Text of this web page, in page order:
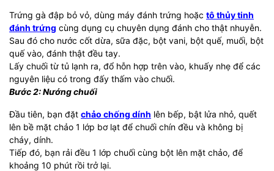
Trứng gà đập bỏ vỏ, dùng máy đánh trứng hoặc tô thủy tinh
đánh trứng cùng dụng cụ chuyên dụng đánh cho thật nhuyễn.
Sau đó cho nước cốt dừa, sữa đặc, bột vani, bột quế, muối, bột
quế vào, đánh thật đều tay.
Lấy chuối từ tủ lạnh ra, đổ hỗn hợp trên vào, khuấy nhẹ để các
nguyên liệu có trong đấy thấm vào chuối.
Bước 2: Nướng chuối
Đầu tiên, bạn đặt chảo chống dính lên bếp, bật lửa nhỏ, quết
lên bề mặt chảo 1 lớp bơ lạt để chuối chín đều và không bị
cháy, dính.
Tiếp đó, bạn rải đều 1 lớp chuối cùng bột lên mặt chảo, để
khoảng 10 phút rồi trở lại.